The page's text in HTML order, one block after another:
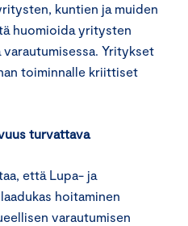
kuntien ja muiden
huomioida yritysten
Yritykset
toiminnalle kriittiset
turvattava
että Lupa- ja
hoitaminen
varautumisen